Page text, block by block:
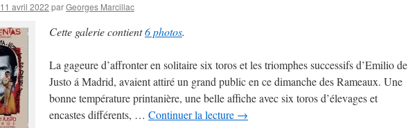
11 avril 2022 parGeorges Marcillac
Cette galerie contient6 photos.
La gageure d’affronter en solitaire six toros et les triomphes successifs d’Emilio de
Justo á Madrid, avaient attiré un grand public en ce dimanche des Rameaux. Une
bonne température printanière, une belle affiche avec six toros d’élevages et
encastes différents, … Continuer la lecture →